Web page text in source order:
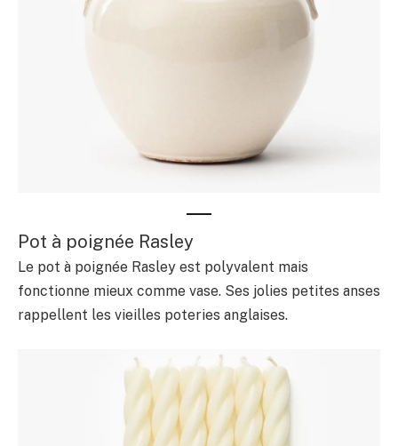
Pot à poignée Rasley
Le pot à poignée Rasley est polyvalent mais
fonctionne mieux comme vase. Ses jolies petites anses
rappellent les vieilles poteries anglaises.